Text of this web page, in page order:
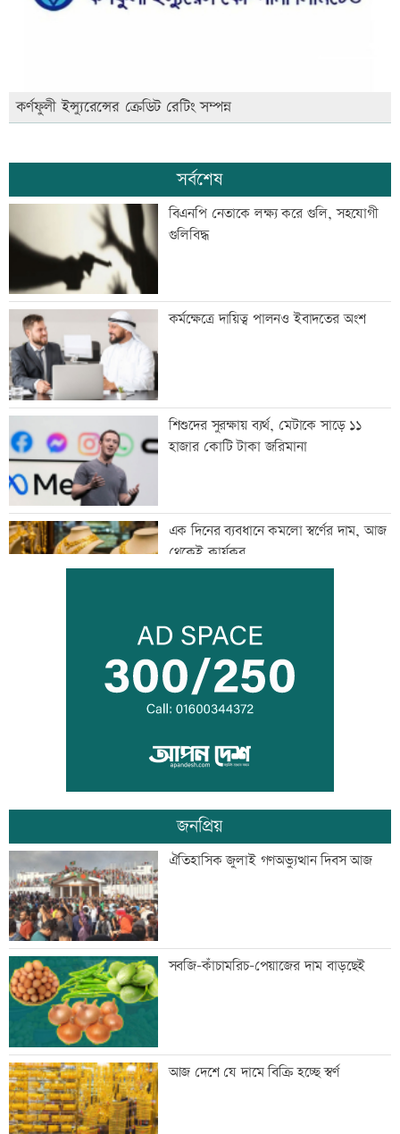
কর্ণফুলী ইন্স্যুরেন্সের ক্রেডিট রেটিং সম্পন্ন
সর্বশেষ
বিএনপি নেতাকে লক্ষ্য করে গুলি, সহযোগী
গুলিবিদ্ধ
কর্মক্ষেত্রে দায়িত্ব পালনও ইবাদতের অংশ
শিশুদের সুরক্ষায় ব্যর্থ, মেটাকে সাড়ে ১১
হাজার কোটি টাকা জরিমানা
এক দিনের ব্যবধানে কমলো স্বর্ণের দাম, আজ
থেকেই কার্যকর
বগি লাইনচ্যুত, ঢাকা-ময়মনসিংহ রেল চলাচল
বন্ধ
যৌথ প্রতিরক্ষা চুক্তি স্বাক্ষরের পথে সৌদি-
তুরস্ক-পাকিস্তান
বিশ্ববাজারে ফের বাড়ল জ্বালানি তেলের দাম
সিলেটে দুই বাসের সংঘর্ষে প্রাণ গেল
আটজনের
দুপুরের মধ্যে ঝোড়ো হাওয়াসহ বজ্রবৃষ্টি হতে
পারে যেসব অঞ্চলে
জনপ্রিয়
ঐতিহাসিক জুলাই গণঅভ্যুত্থান দিবস আজ
সবজি-কাঁচামরিচ-পেয়াজের দাম বাড়ছেই
আজ দেশে যে দামে বিক্রি হচ্ছে স্বর্ণ